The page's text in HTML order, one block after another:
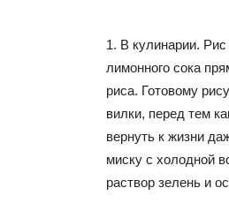
1. В кулинарии.
лимонного сока
риса. Готовому
вилки, перед тем
вернуть к жизни
миску с холодной
раствор зелень и